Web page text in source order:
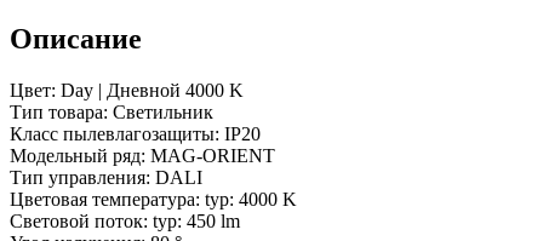
IP20
Металл,
лет)
Описание
Цвет: Day | Дневной 4000 K
Тип товара: Светильник
Класс пылевлагозащиты: IP20
Модельный ряд: MAG-ORIENT
Тип управления: DALI
Цветовая температура: typ: 4000 K
Световой поток: typ: 450 lm